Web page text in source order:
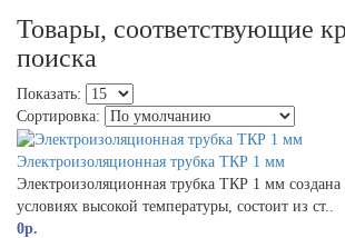
Товары, соответствующие
поиска
Показать:
Сортировка:
Электроизоляционная трубка ТКР 1 мм
Электроизоляционная трубка ТКР 1 мм создана
условиях высокой температуры, состоит из ст..
0р.